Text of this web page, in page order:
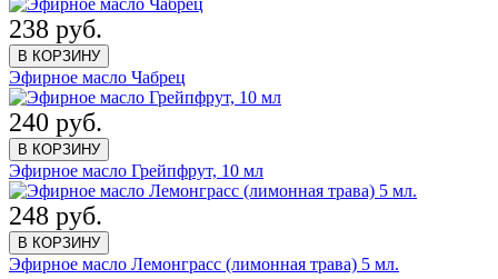
238 руб.
В КОРЗИНУ
Эфирное масло Чабрец
240 руб.
В КОРЗИНУ
Эфирное масло Грейпфрут, 10 мл
248 руб.
В КОРЗИНУ
Эфирное масло Лемонграсс (лимонная трава) 5 мл.